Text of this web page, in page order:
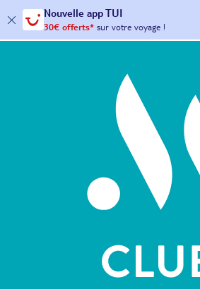
Nouvelle app TUI
30€ offerts*sur votre voyage !
avec le code :HAPPYAPP
Hôtels & Clubs